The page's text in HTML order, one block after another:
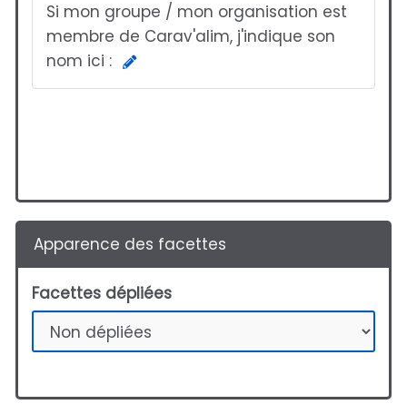
Si mon groupe / mon organisation est
membre de Carav'alim, j'indique son
nom ici :
Apparence des facettes
Facettes dépliées